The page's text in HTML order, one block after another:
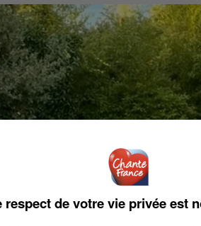
respect de votre vie privée est